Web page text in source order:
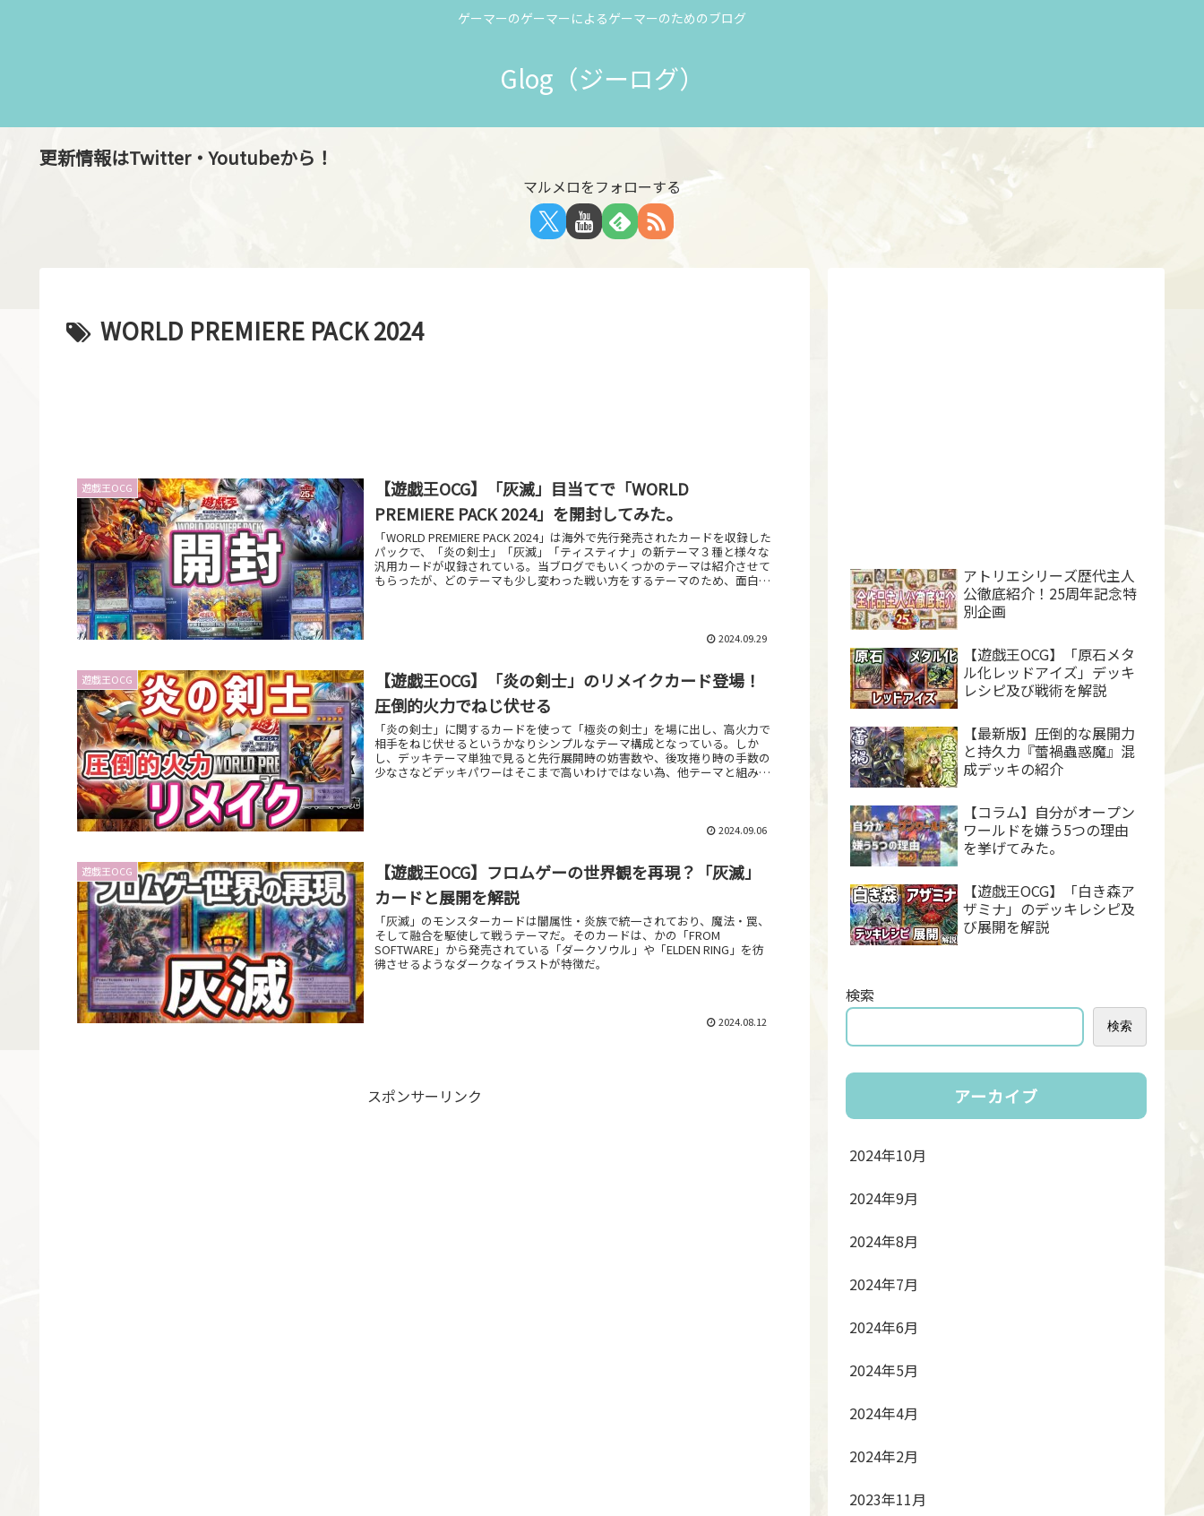
ゲーマーのゲーマーによるゲーマーのためのブログ
Glog（ジーログ）
更新情報はTwitter・Youtubeから！
マルメロをフォローする
WORLD PREMIERE PACK 2024
遊戯王OCG
【遊戯王OCG】「灰滅」目当てで「WORLD
PREMIERE PACK 2024」を開封してみた。
「WORLD PREMIERE PACK 2024」は海外で先行発売されたカードを収録した
パックで、「炎の剣士」「灰滅」「ティスティナ」の新テーマ３種と様々な
汎用カードが収録されている。当ブログでもいくつかのテーマは紹介させて
もらったが、どのテーマも少し変わった戦い方をするテーマのため、面白い
2024.09.29
遊戯王OCG
【遊戯王OCG】「炎の剣士」のリメイクカード登場！
圧倒的火力でねじ伏せる
「炎の剣士」に関するカードを使って「極炎の剣士」を場に出し、高火力で
相手をねじ伏せるというかなりシンプルなテーマ構成となっている。しか
し、デッキテーマ単独で見ると先行展開時の妨害数や、後攻捲り時の手数の
少なさなどデッキパワーはそこまで高いわけではない為、他テーマと組み合
2024.09.06
遊戯王OCG
【遊戯王OCG】フロムゲーの世界観を再現？「灰滅」
カードと展開を解説
「灰滅」のモンスターカードは闇属性・炎族で統一されており、魔法・罠、
そして融合を駆使して戦うテーマだ。そのカードは、かの「FROM
SOFTWARE」から発売されている「ダークソウル」や「ELDEN RING」を彷
彿させるようなダークなイラストが特徴だ。
2024.08.12
スポンサーリンク
アトリエシリーズ歴代主人
公徹底紹介！25周年記念特
別企画
【遊戯王OCG】「原石メタ
ル化レッドアイズ」デッキ
レシピ及び戦術を解説
【最新版】圧倒的な展開力
と持久力『蕾禍蟲惑魔』混
成デッキの紹介
【コラム】自分がオープン
ワールドを嫌う5つの理由
を挙げてみた。
【遊戯王OCG】「白き森ア
ザミナ」のデッキレシピ及
び展開を解説
検索
検索
アーカイブ
2024年10月
2024年9月
2024年8月
2024年7月
2024年6月
2024年5月
2024年4月
2024年2月
2023年11月